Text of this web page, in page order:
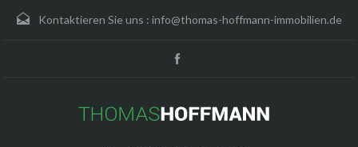
Kontaktieren Sie uns : info@thomas-hoffmann-immobilien.de